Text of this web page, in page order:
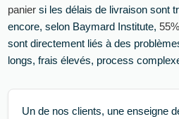
panier si les délais de livraison sont
encore, selon Baymard Institute,
sont directement liés à des
longs, frais élevés, process
Un de nos clients, une enseigne